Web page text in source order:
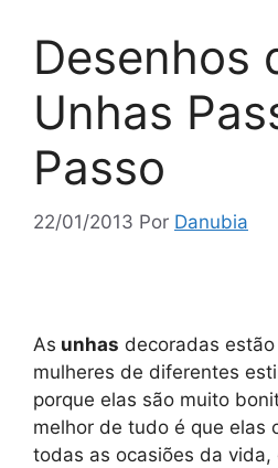
Desenhos
Unhas
Passo
22/01/2013 Por Danubia
As unhas decoradas
mulheres de diferentes
porque elas são muito
melhor de tudo é que elas
todas as ocasiões da vida,